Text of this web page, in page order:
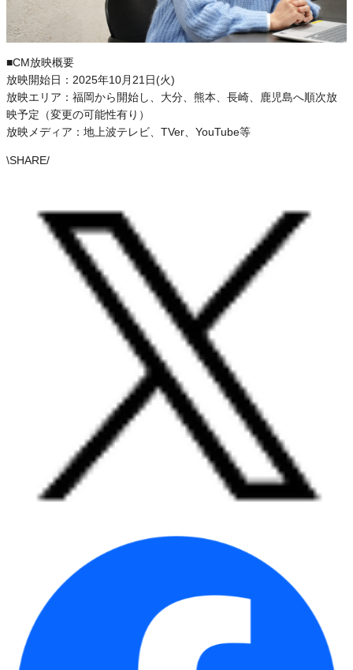
■CM放映概要
放映開始日：2025年10月21日(火)
放映エリア：福岡から開始し、大分、熊本、長崎、鹿児島へ順次放
映予定（変更の可能性有り）
放映メディア：地上波テレビ、TVer、YouTube等
\SHARE/